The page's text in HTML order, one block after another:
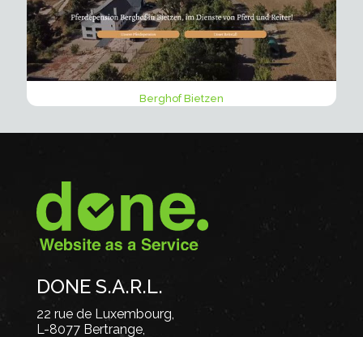
Berghof Bietzen
DONE S.A.R.L.
22 rue de Luxembourg,
L-8077 Bertrange,